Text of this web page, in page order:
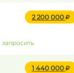
2 200 000
запросить
1 440 000